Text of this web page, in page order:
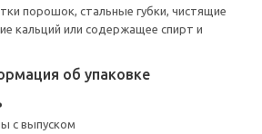
порошок, стальные губки, чистящие
кальций или содержащее спирт и
об упаковке
с выпуском